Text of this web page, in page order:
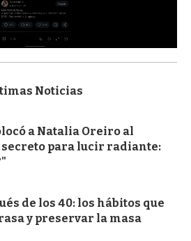
Noticias
a Natalia Oreiro al
para lucir radiante:
de los 40: los hábitos que
y preservar la masa